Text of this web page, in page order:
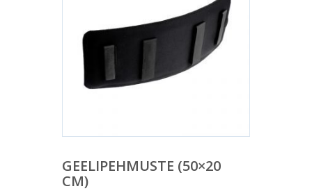
GEELIPEHMUSTE (50×20
CM)